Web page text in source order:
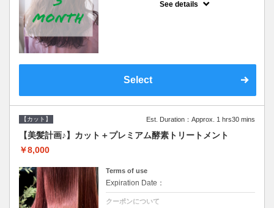
See details
Select
【カット】 Est. Duration：Approx. 1 hrs30 mins
【美髪計画♪】カット＋プレミアム酵素トリートメント
￥8,000
Terms of use
Expiration Date：
クーポンについて